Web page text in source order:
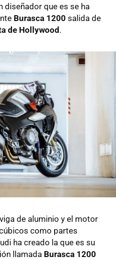
diseñador que es se ha
Burasca 1200 salida de
de Hollywood.
de aluminio y el motor
como partes
ha creado la que es su
llamada Burasca 1200